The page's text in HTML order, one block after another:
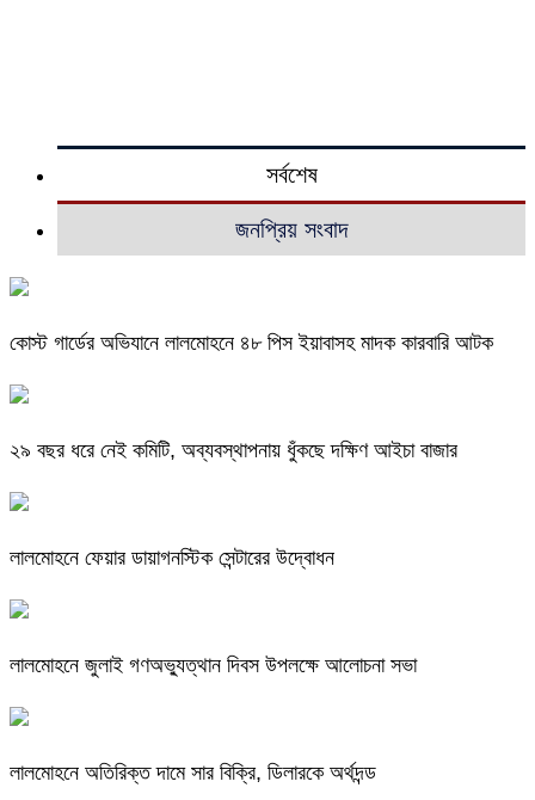
সর্বশেষ
জনপ্রিয় সংবাদ
কোস্ট গার্ডের অভিযানে লালমোহনে ৪৮ পিস ইয়াবাসহ মাদক কারবারি আটক
২৯ বছর ধরে নেই কমিটি, অব্যবস্থাপনায় ধুঁকছে দক্ষিণ আইচা বাজার
লালমোহনে ফেয়ার ডায়াগনস্টিক সেন্টারের উদ্বোধন
লালমোহনে জুলাই গণঅভ্যুত্থান দিবস উপলক্ষে আলোচনা সভা
লালমোহনে অতিরিক্ত দামে সার বিক্রি, ডিলারকে অর্থদন্ড